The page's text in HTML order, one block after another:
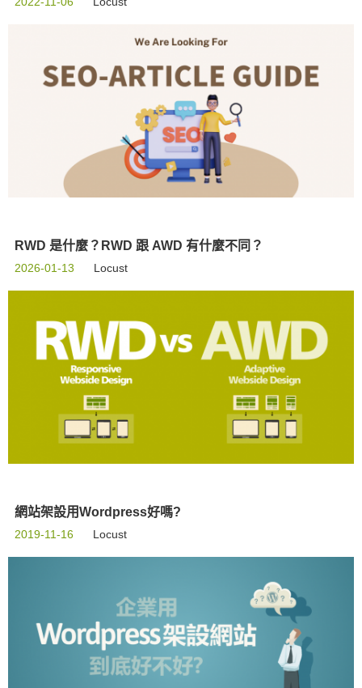
RWD 是什麼？RWD 跟 AWD 有什麼不同？
2026-01-13 Locust
網站架設用Wordpress好嗎?
2019-11-16 Locust